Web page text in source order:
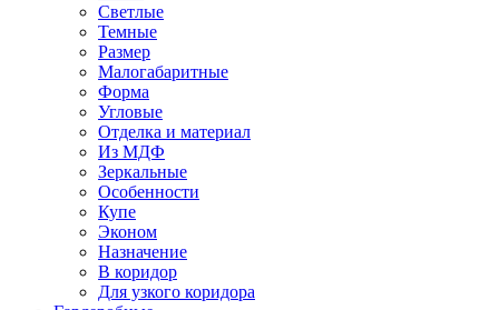
Светлые
Темные
Размер
Малогабаритные
Форма
Угловые
Отделка и материал
Из МДФ
Зеркальные
Особенности
Купе
Эконом
Назначение
В коридор
Для узкого коридора